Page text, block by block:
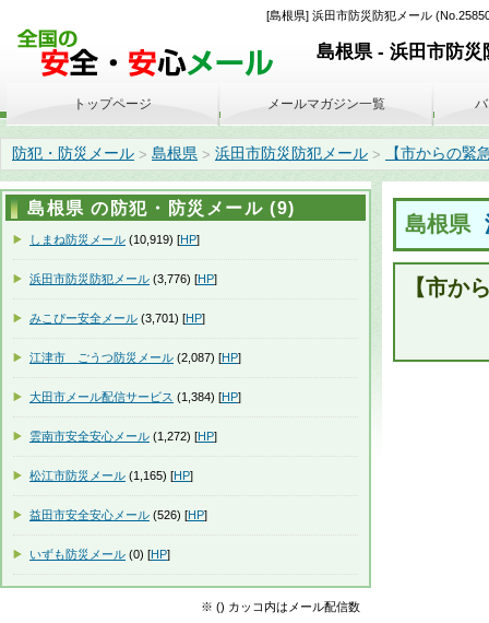
[島根県] 浜田市防災防犯メール
島根県 - 浜田市防災
防犯・防災メール > 島根県 > 浜田市防災防犯メール > 【市からの
島根県
【市か
トップページ メールマガジン一覧
島根県 の防犯・防災メール (9)
しまね防災メール (10,919) [HP]
浜田市防災防犯メール (3,776) [HP]
みこぴー安全メール (3,701) [HP]
江津市 ごうつ防災メール (2,087) [HP]
大田市メール配信サービス (1,384) [HP]
雲南市安全安心メール (1,272) [HP]
松江市防災メール (1,165) [HP]
益田市安全安心メール (526) [HP]
いずも防災メール (0) [HP]
※ () カッコ内はメール配信数